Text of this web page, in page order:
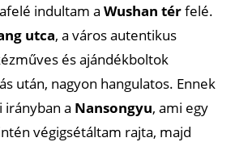
indultam a Wushan térfelé.
utca, a város autentikus
és ajándékboltok
után, nagyon hangulatos. Ennek
irányban a Nansongyu, ami egy
végigsétáltam rajta, majd